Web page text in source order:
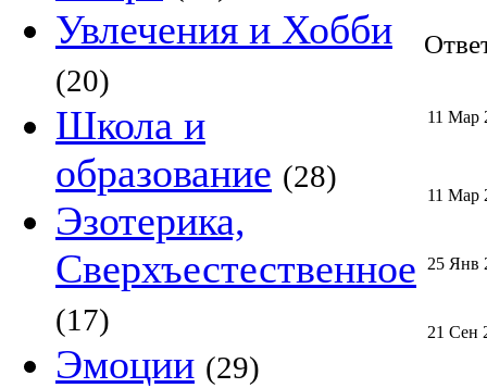
Увлечения и Хобби
(20)
Школа и
образование (28)
Эзотерика,
Сверхъестественное
(17)
Эмоции (29)
11 Мар
11 Мар
25 Янв
21 Сен